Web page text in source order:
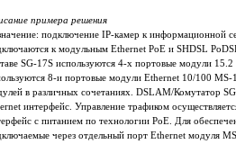
примера решения
подключение IP-камер к информационной
к модульным Ethernet PoE и SHDSL
SG-17S используются 4-х портовые модули
8-и портовые модули Ethernet 10/100
в различных сочетаниях. DSLAM/Комутатор
интерфейс. Управление трафиком
с питанием по технологии PoE. Для
через отдельный порт Ethernet модуля